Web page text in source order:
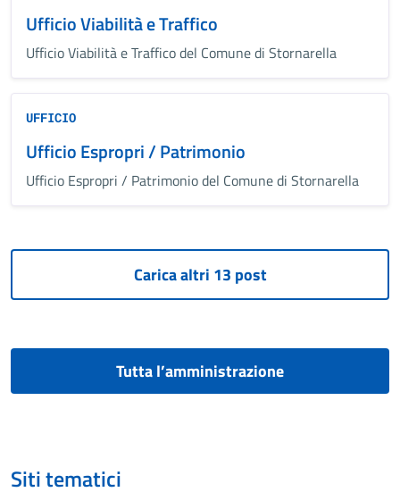
Ufficio Viabilità e Traffico
Ufficio Viabilità e Traffico del Comune di Stornarella
UFFICIO
Ufficio Espropri / Patrimonio
Ufficio Espropri / Patrimonio del Comune di Stornarella
Tutta l’amministrazione
Siti tematici